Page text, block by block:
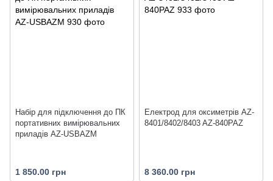
Набір для підключення до ПК
портативних вимірювальних
приладів AZ-USBAZM
1 850.00 грн
Електрод для оксиметрів AZ-
8401/8402/8403 AZ-840PAZ
8 360.00 грн